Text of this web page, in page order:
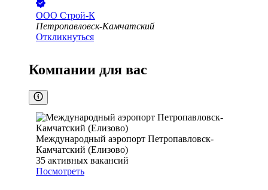
ООО Строй-К
Петропавловск-Камчатский
Откликнуться
Компании для вас
Международный аэропорт Петропавловск-
Камчатский (Елизово)
35 активных вакансий
Посмотреть